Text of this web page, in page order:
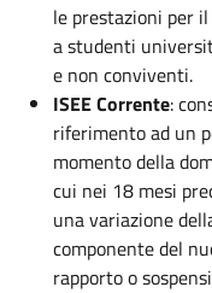
le prestazioni per
a studenti
e non conviventi.
ISEE Corrente:
riferimento ad un
momento della
cui nei 18 mesi
una variazione
componente del
rapporto o